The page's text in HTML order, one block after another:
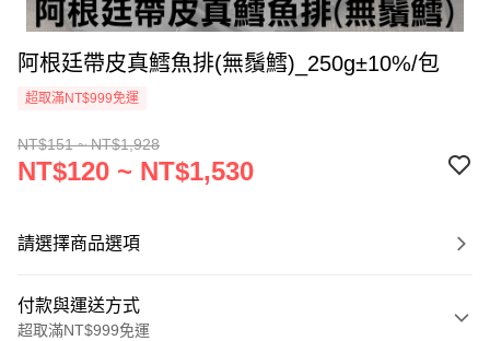
阿根廷帶皮真鱈魚排(無鬚鱈)_250g±10%/包
超取滿NT$999免運
NT$151 ~ NT$1,928
NT$120 ~ NT$1,530
請選擇商品選項
付款與運送方式
超取滿NT$999免運